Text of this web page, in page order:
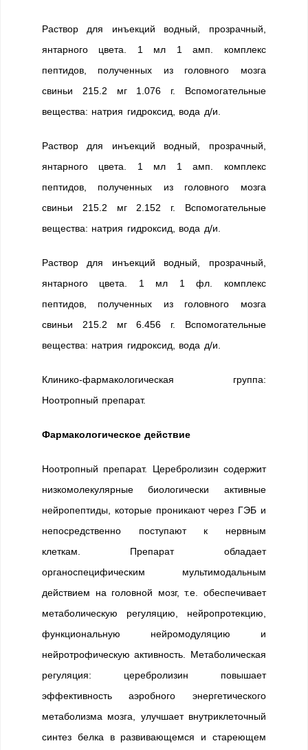
Раствор для инъекций водный, прозрачный,
янтарного цвета. 1 мл 1 амп. комплекс
пептидов, полученных из головного мозга
свиньи 215.2 мг 1.076 г. Вспомогательные
вещества: натрия гидроксид, вода д/и.
Раствор для инъекций водный, прозрачный,
янтарного цвета. 1 мл 1 амп. комплекс
пептидов, полученных из головного мозга
свиньи 215.2 мг 2.152 г. Вспомогательные
вещества: натрия гидроксид, вода д/и.
Раствор для инъекций водный, прозрачный,
янтарного цвета. 1 мл 1 фл. комплекс
пептидов, полученных из головного мозга
свиньи 215.2 мг 6.456 г. Вспомогательные
вещества: натрия гидроксид, вода д/и.
Клинико-фармакологическая группа:
Ноотропный препарат.
Фармакологическое действие
Ноотропный препарат. Церебролизин содержит
низкомолекулярные биологически активные
нейропептиды, которые проникают через ГЭБ и
непосредственно поступают к нервным
клеткам. Препарат обладает
органоспецифическим мультимодальным
действием на головной мозг, т.е. обеспечивает
метаболическую регуляцию, нейропротекцию,
функциональную нейромодуляцию и
нейротрофическую активность. Метаболическая
регуляция: церебролизин повышает
эффективность аэробного энергетического
метаболизма мозга, улучшает внутриклеточный
синтез белка в развивающемся и стареющем